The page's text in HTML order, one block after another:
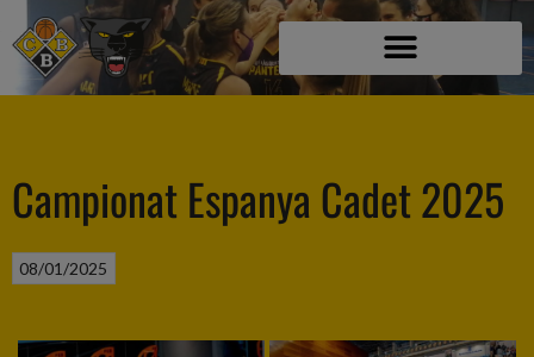
Campionat Espanya Cadet 2025
08/01/2025